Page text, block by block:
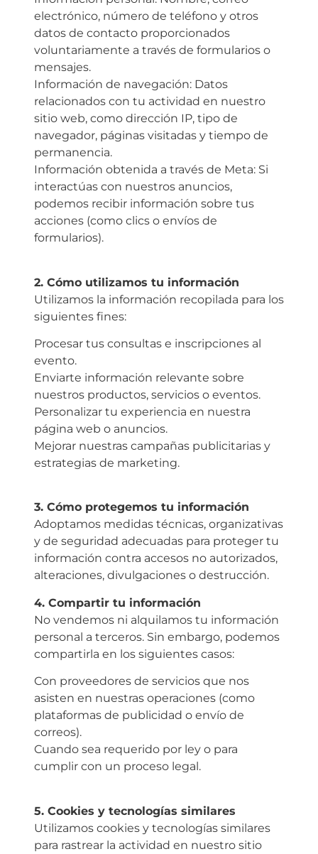
electrónico, número de teléfono y otros
datos de contacto proporcionados
voluntariamente a través de formularios o
mensajes.
Información de navegación: Datos
relacionados con tu actividad en nuestro
sitio web, como dirección IP, tipo de
navegador, páginas visitadas y tiempo de
permanencia.
Información obtenida a través de Meta: Si
interactúas con nuestros anuncios,
podemos recibir información sobre tus
acciones (como clics o envíos de
formularios).
2.⁠ ⁠Cómo utilizamos tu información
Utilizamos la información recopilada para los
siguientes fines:
Procesar tus consultas e inscripciones al
evento.
Enviarte información relevante sobre
nuestros productos, servicios o eventos.
Personalizar tu experiencia en nuestra
página web o anuncios.
Mejorar nuestras campañas publicitarias y
estrategias de marketing.
3.⁠ ⁠Cómo protegemos tu información
Adoptamos medidas técnicas, organizativas
y de seguridad adecuadas para proteger tu
información contra accesos no autorizados,
alteraciones, divulgaciones o destrucción.
4.⁠ ⁠Compartir tu información
No vendemos ni alquilamos tu información
personal a terceros. Sin embargo, podemos
compartirla en los siguientes casos:
Con proveedores de servicios que nos
asisten en nuestras operaciones (como
plataformas de publicidad o envío de
correos).
Cuando sea requerido por ley o para
cumplir con un proceso legal.
5.⁠ ⁠Cookies y tecnologías similares
Utilizamos cookies y tecnologías similares
para rastrear la actividad en nuestro sitio